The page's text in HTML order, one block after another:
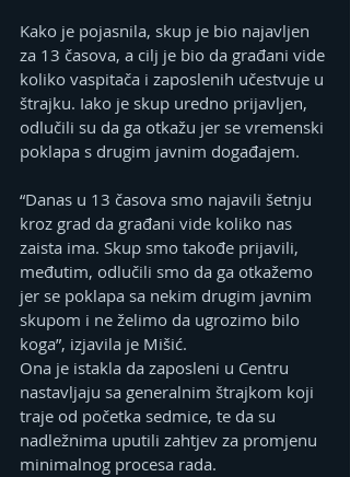
Kako je pojasnila, skup je bio najavljen
za 13 časova, a cilj je bio da građani vide
koliko vaspitača i zaposlenih učestvuje u
štrajku. Iako je skup uredno prijavljen,
odlučili su da ga otkažu jer se vremenski
poklapa s drugim javnim događajem.
“Danas u 13 časova smo najavili šetnju
kroz grad da građani vide koliko nas
zaista ima. Skup smo takođe prijavili,
međutim, odlučili smo da ga otkažemo
jer se poklapa sa nekim drugim javnim
skupom i ne želimo da ugrozimo bilo
koga”, izjavila je Mišić.
Ona je istakla da zaposleni u Centru
nastavljaju sa generalnim štrajkom koji
traje od početka sedmice, te da su
nadležnima uputili zahtjev za promjenu
minimalnog procesa rada.